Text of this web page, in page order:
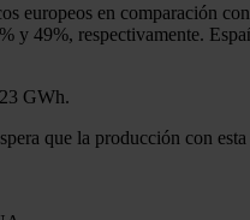
europeos en comparación
49%, respectivamente.
GWh.
que la producción con